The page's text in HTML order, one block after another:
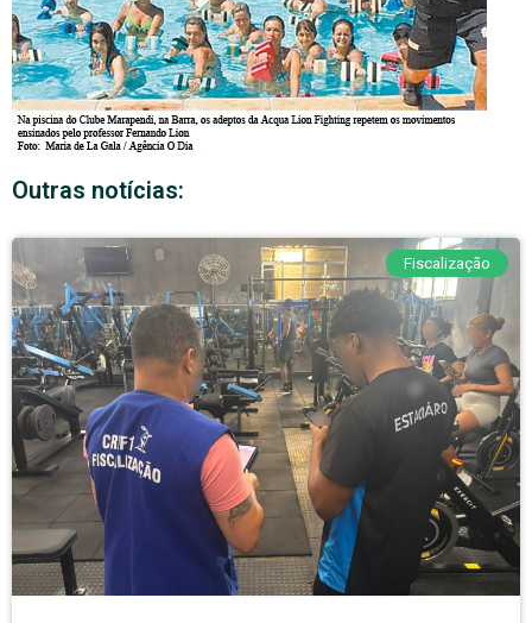
Outras notícias:
Fiscalização